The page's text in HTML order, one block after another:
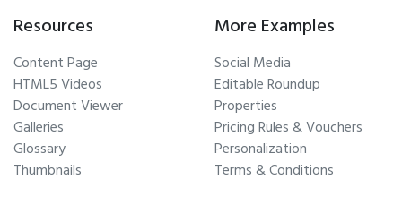
Resources
Content Page
HTML5 Videos
Document Viewer
Galleries
Glossary
Thumbnails
More Examples
Social Media
Editable Roundup
Properties
Pricing Rules & Vouchers
Personalization
Terms & Conditions